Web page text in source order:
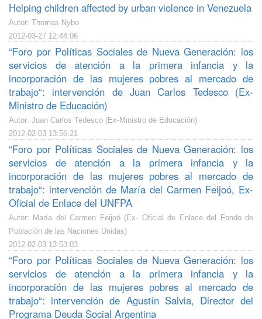
Helping children affected by urban violence in Venezuela
Autor: Thomas Nybo
2012-03-27 12:44:06
“Foro por Políticas Sociales de Nueva Generación: los
servicios de atención a la primera infancia y la
incorporación de las mujeres pobres al mercado de
trabajo“: intervención de Juan Carlos Tedesco (Ex-
Ministro de Educación)
Autor: Juan Carlos Tedesco (Ex-Ministro de Educación)
2012-02-03 13:56:21
“Foro por Políticas Sociales de Nueva Generación: los
servicios de atención a la primera infancia y la
incorporación de las mujeres pobres al mercado de
trabajo“: intervención de María del Carmen Feijoó, Ex-
Oficial de Enlace del UNFPA
Autor: María del Carmen Feijoó (Ex- Oficial de Enlace del Fondo de
Población de las Naciones Unidas)
2012-02-03 13:53:03
“Foro por Políticas Sociales de Nueva Generación: los
servicios de atención a la primera infancia y la
incorporación de las mujeres pobres al mercado de
trabajo“: intervención de Agustín Salvia, Director del
Programa Deuda Social Argentina